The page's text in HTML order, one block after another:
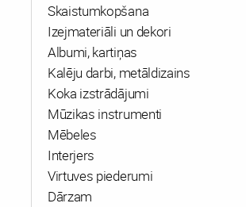
Skaistumkopšana
Izejmateriāli un dekori
Albumi, kartiņas
Kalēju darbi, metāldizains
Koka izstrādājumi
Mūzikas instrumenti
Mēbeles
Interjers
Virtuves piederumi
Dārzam